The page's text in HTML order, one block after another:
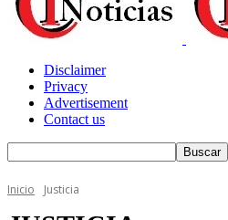
Disclaimer
Privacy
Advertisement
Contact us
Inicio Justicia